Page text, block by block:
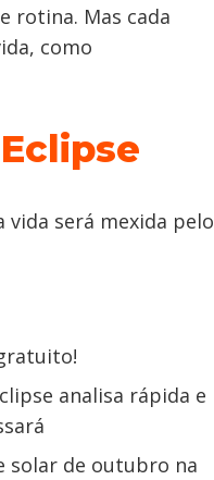
rotina. Mas cada
como
vida será mexida pelo
analisa rápida e
solar de outubro na